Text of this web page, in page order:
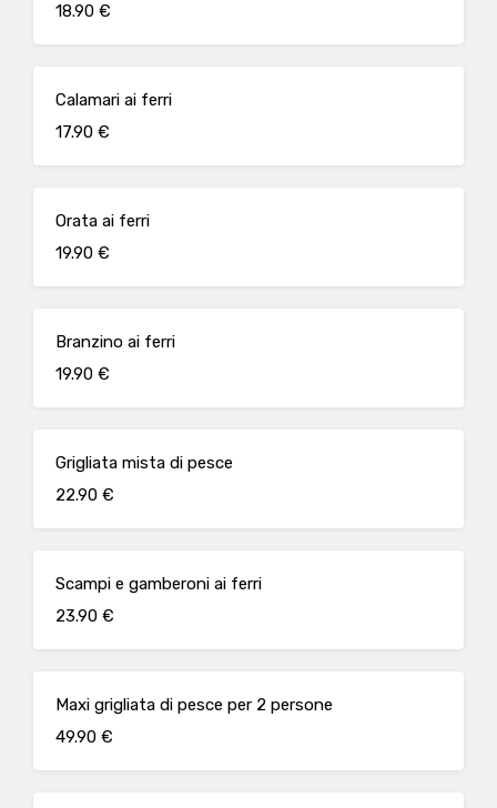
18.90 €
Calamari ai ferri
17.90 €
Orata ai ferri
19.90 €
Branzino ai ferri
19.90 €
Grigliata mista di pesce
22.90 €
Scampi e gamberoni ai ferri
23.90 €
Maxi grigliata di pesce per 2 persone
49.90 €